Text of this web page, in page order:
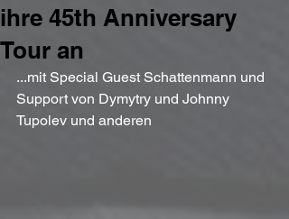
ihre 45th Anniversary
Tour an
...mit Special Guest Schattenmann und
Support von Dymytry und Johnny
Tupolev und anderen